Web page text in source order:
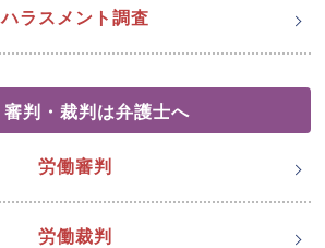
ハラスメント調査
審判・裁判は弁護士へ
労働審判
労働裁判